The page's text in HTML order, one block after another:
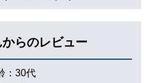
からのレビュー
： 30代